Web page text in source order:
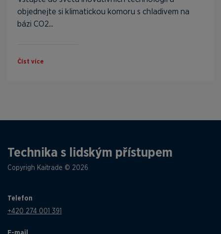
objednejte si klimatickou komoru s chladivem na
bázi CO2...
Číst více
Technika s lidským přístupem
Copyrigh Kaitrade © 2026
Telefon
+420 274 001 391